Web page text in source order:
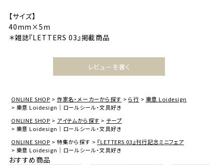
【サイズ】
40mm×5m
＊雑誌『LETTERS 03』掲載商品
レビューを書く
ONLINE SHOP 作家名・メーカーから探す ら行
樂意 Loidesign
樂意 Loidesign｜ロールシール・文具好き
ONLINE SHOP
アイテムから探す
テープ
樂意 Loidesign｜ロールシール・文具好き
ONLINE SHOP
特集から探す
『LETTERS 03』刊行記念ミニフェア
樂意 Loidesign｜ロールシール・文具好き
おすすめ商品